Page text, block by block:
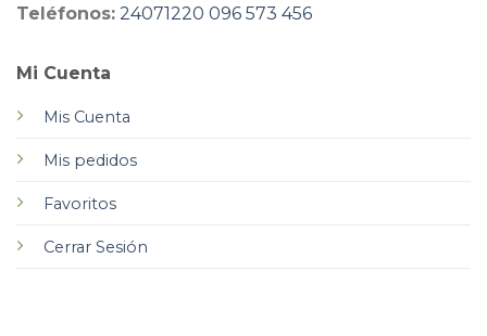
Mi Cuenta
Mis Cuenta
Mis pedidos
Favoritos
Cerrar Sesión
Teléfonos: 24071220 096 573 456